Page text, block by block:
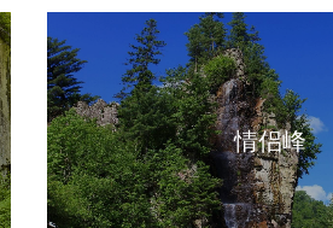
情侣峰